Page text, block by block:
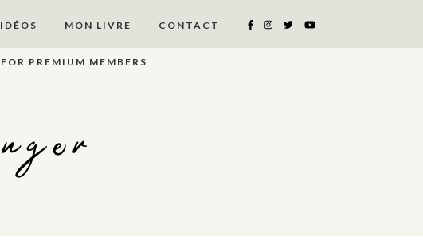
MON LIVRE CONTACT
PREMIUM MEMBERS